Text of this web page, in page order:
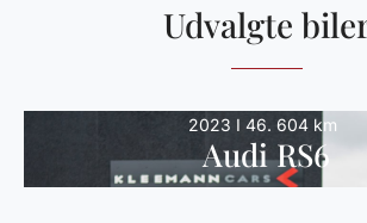
Udvalgte
Audi RS6
2023 I 46. 604 km